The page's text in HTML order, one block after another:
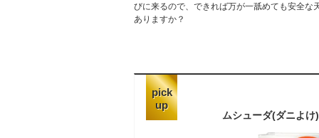
びに来るので、できれば万が一舐めても安全
ありますか？
pick
up